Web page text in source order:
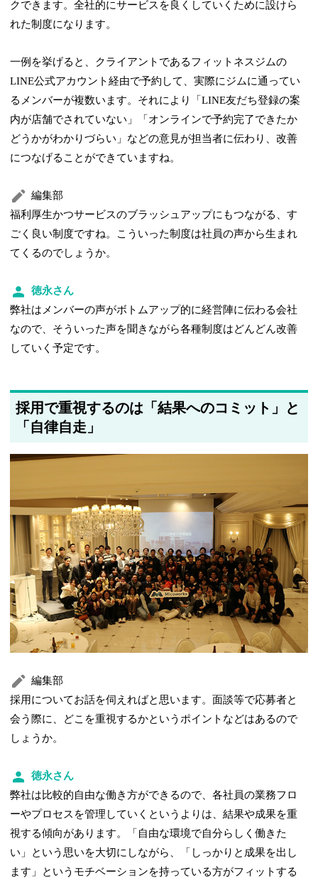
クできます。全社的にサービスを良くしていくために設けら
れた制度になります。
一例を挙げると、クライアントであるフィットネスジムの
LINE公式アカウント経由で予約して、実際にジムに通ってい
るメンバーが複数います。それにより「LINE友だち登録の案
内が店舗でされていない」「オンラインで予約完了できたか
どうかがわかりづらい」などの意見が担当者に伝わり、改善
につなげることができていますね。
編集部
福利厚生かつサービスのブラッシュアップにもつながる、す
ごく良い制度ですね。こういった制度は社員の声から生まれ
てくるのでしょうか。
徳永さん
弊社はメンバーの声がボトムアップ的に経営陣に伝わる会社
なので、そういった声を聞きながら各種制度はどんどん改善
していく予定です。
採用で重視するのは「結果へのコミット」と
「自律自走」
編集部
採用についてお話を伺えればと思います。面談等で応募者と
会う際に、どこを重視するかというポイントなどはあるので
しょうか。
徳永さん
弊社は比較的自由な働き方ができるので、各社員の業務フロ
ーやプロセスを管理していくというよりは、結果や成果を重
視する傾向があります。「自由な環境で自分らしく働きた
い」という思いを大切にしながら、「しっかりと成果を出し
ます」というモチベーションを持っている方がフィットする